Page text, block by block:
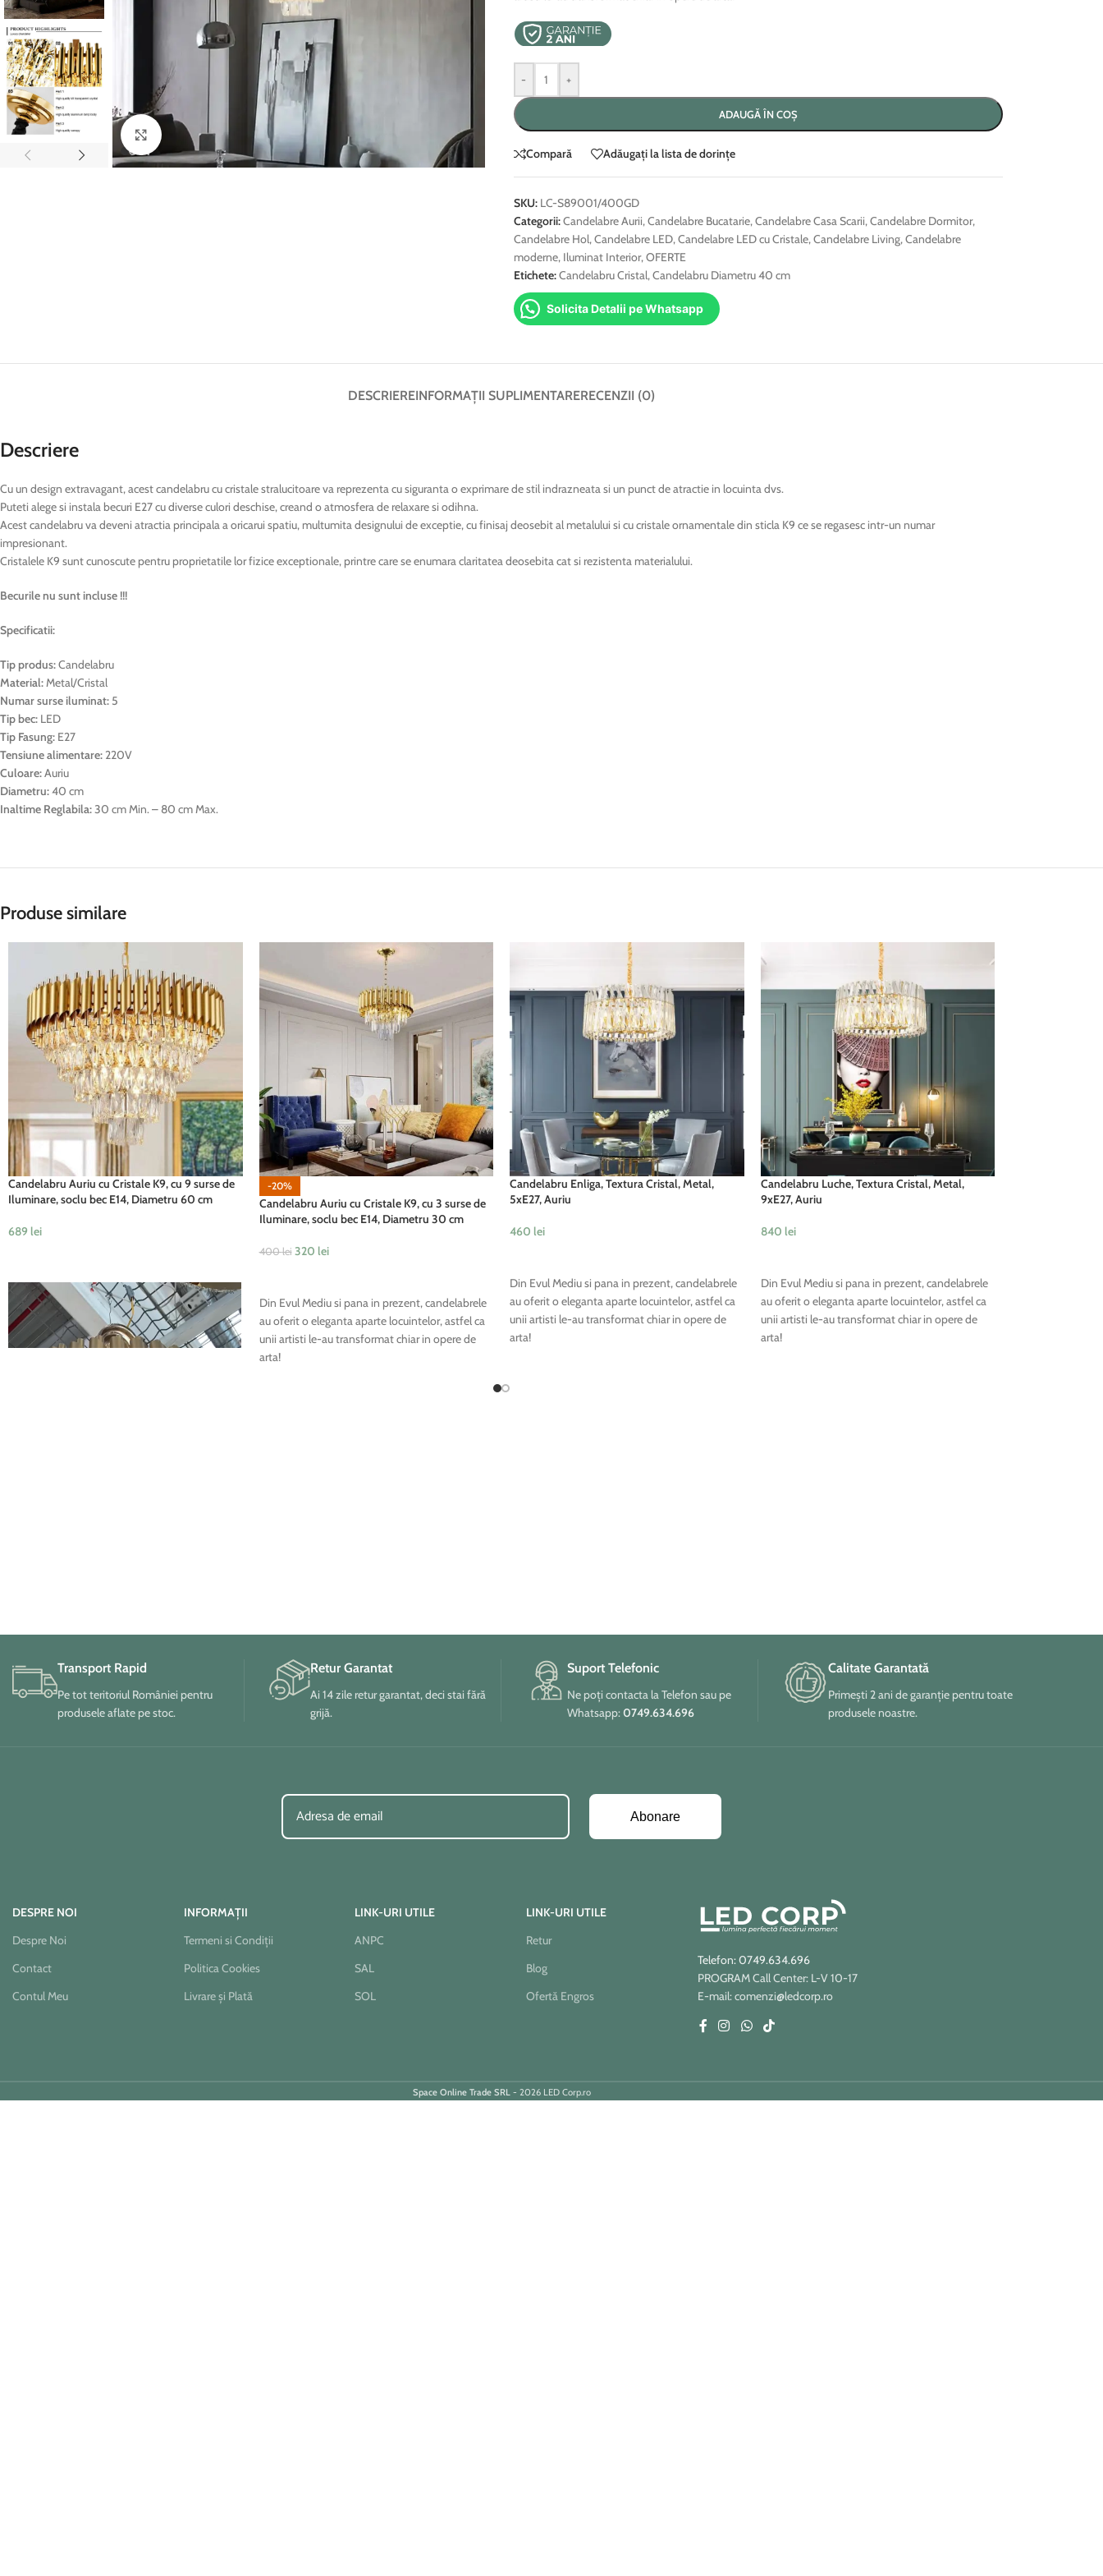
Fă clic pentru a mări
- +
ADAUGĂ ÎN COȘ
Compară Adăugați la lista de dorințe
SKU: LC-S89001/400GD
Categorii:Candelabre Aurii,Candelabre Bucatarie,Candelabre Casa Scarii,Candelabre Dormitor,
Candelabre Hol,Candelabre LED,Candelabre LED cu Cristale,Candelabre Living,Candelabre
moderne, Iluminat Interior,OFERTE
Etichete:Candelabru Cristal,Candelabru Diametru 40 cm
Solicita Detalii pe Whatsapp
DESCRIEREINFORMAȚII SUPLIMENTARERECENZII (0)
Descriere
Cu un design extravagant, acest candelabru cu cristale stralucitoare va reprezenta cu siguranta o exprimare de stil indrazneata si un punct de atractie in locuinta dvs.
Puteti alege si instala becuri E27 cu diverse culori deschise, creand o atmosfera de relaxare si odihna.
Acest candelabru va deveni atractia principala a oricarui spatiu, multumita designului de exceptie, cu finisaj deosebit al metalului si cu cristale ornamentale din sticla K9 ce se regasesc intr-un numar
impresionant.
Cristalele K9 sunt cunoscute pentru proprietatile lor fizice exceptionale, printre care se enumara claritatea deosebita cat si rezistenta materialului.
Becurile nu sunt incluse !!!
Specificatii:
Tip produs:Candelabru
Material:Metal/Cristal
Numar surse iluminat: 5
Tip bec: LED
Tip Fasung: E27
Tensiune alimentare: 220V
Culoare:Auriu
Diametru:40 cm
Inaltime Reglabila:30 cm Min. – 80 cm Max.
Produse similare
Candelabru Auriu cu Cristale K9, cu 9 surse de
Iluminare, soclu bec E14, Diametru 60 cm
689 lei
Player
video
00:00
Din Evul Mediu si pana in prezent, candelabrele
-20%
Candelabru Auriu cu Cristale K9, cu 3 surse de
Iluminare, soclu bec E14, Diametru 30 cm
400lei 320 lei
Din Evul Mediu si pana in prezent, candelabrele
au oferit o eleganta aparte locuintelor, astfel ca
unii artisti le-au transformat chiar in opere de
arta!
Candelabru Enliga, Textura Cristal, Metal,
5xE27, Auriu
460 lei
Din Evul Mediu si pana in prezent, candelabrele
au oferit o eleganta aparte locuintelor, astfel ca
unii artisti le-au transformat chiar in opere de
arta!
Candelabru Luche, Textura Cristal, Metal,
9xE27, Auriu
840 lei
Din Evul Mediu si pana in prezent, candelabrele
au oferit o eleganta aparte locuintelor, astfel ca
unii artisti le-au transformat chiar in opere de
arta!
Transport Rapid
Pe tot teritoriul României pentru
produsele aflate pe stoc.
Retur Garantat
Ai 14 zile retur garantat, deci stai fără
grijă.
Suport Telefonic
Ne poți contacta la Telefon sau pe
Whatsapp:0749.634.696
Calitate Garantată
Primești 2 ani de garanție pentru toate
produsele noastre.
Abonare
DESPRE NOI
Despre Noi
Contact
Contul Meu
INFORMAȚII
Termeni si Condiții
Politica Cookies
Livrare și Plată
LINK-URI UTILE
ANPC
SAL
SOL
LINK-URI UTILE
Retur
Blog
Ofertă Engros
Telefon: 0749.634.696
PROGRAM Call Center: L-V 10-17
E-mail: comenzi@ledcorp.ro
Space Online Trade SRL - 2026 LED Corp.ro